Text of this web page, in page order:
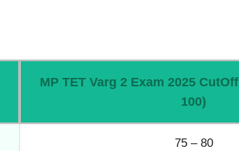
MP TET Varg 2 Exam 2025 CutOff
100)
75 – 80